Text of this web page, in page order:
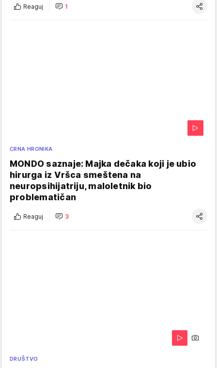
Reaguj 1
CRNA HRONIKA
MONDO saznaje: Majka dečaka koji je ubio
hirurga iz Vršca smeštena na
neuropsihijatriju, maloletnik bio
problematičan
Reaguj 3
DRUŠTVO